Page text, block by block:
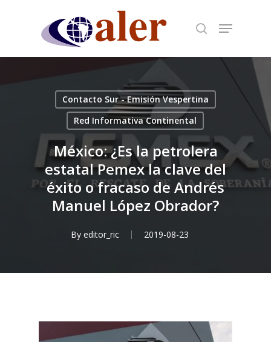
content
Contacto Sur - Emisión Vespertina
Red Informativa Continental
México: ¿Es la petrolera
estatal Pemex la clave del
éxito o fracaso de Andrés
Manuel López Obrador?
By editor_ric 2019-08-23